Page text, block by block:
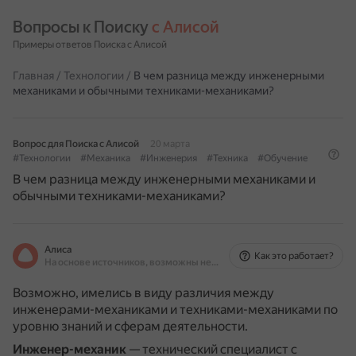
Вопросы к Поиску с Алисой
Примеры ответов Поиска с Алисой
Главная / Технологии / В чем разница между инженерными
механиками и обычными техниками-механиками?
Вопрос для Поиска с Алисой
20 марта
#Технологии
#Механика #Инженерия #Техника #Обучение
В чем разница между инженерными механиками и
обычными техниками-механиками?
Алиса
На основе источников, возможны неточности
Как это работает?
Возможно, имелись в виду различия между
инженерами-механиками и техниками-механиками по
уровню знаний и сферам деятельности.
Инженер-механик — технический специалист с